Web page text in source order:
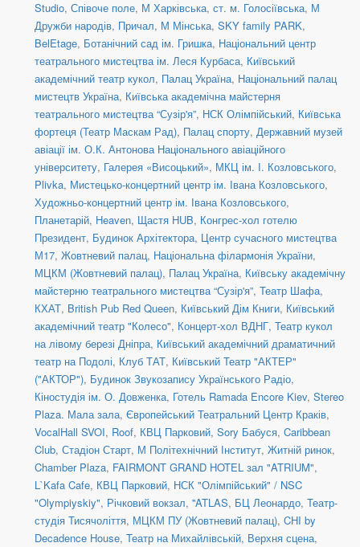
Studio, Співоче поле, М Харківська, ст. м. Голосіївська, М
Дружби народів, Причал, М Мінська, SKY family PARK,
BelEtage, Ботанічний сад ім. Гришка, Національний центр
театрального мистецтва ім. Леся Курбаса, Київський
академічний театр кукол, Палац Україна, Національний палац
мистецтв Україна, Київська академічна майстерня
театрального мистецтва “Сузір'я”, НСК Олімпійський, Київська
фортеця (Театр Маскам Рад), Палац спорту, Державний музей
авіації ім. О.К. Антонова Національного авіаційного
університету, Галерея «Висоцький», МКЦ ім. І. Козловського,
Plivka, Мистецько-концертний центр ім. Івана Козловського,
Художньо-концертний центр ім. Івана Козловського,
Планетарій, Heaven, Щастя HUB, Конгрес-хол готелю
Президент, Будинок Архітектора, Центр сучасного мистецтва
М17, Жовтневий палац, Національна філармонія України,
МЦКМ (Жовтневий палац), Палац Україна, Київську академічну
майстерню театрального мистецтва “Сузір'я”, Театр Шафа,
КХАТ, British Pub Red Queen, Київський Дім Книги, Київський
академічний театр "Колесо", Концерт-хол ВДНГ, Театр кукол
на лівому березі Дніпра, Київський академічний драматичний
театр на Подолі, Клуб ТАТ, Київський Театр "АКТЕР"
("АКТОР"), Будинок Звукозапису Українського Радіо,
Кіностудія ім. О. Довженка, Готель Ramada Encore Kiev, Stereo
Plaza. Мала зала, Європейський Театральний Центр Краків,
VocalHall SVOI, Roof, КВЦ Парковий, Sory Бабуся, Caribbean
Club, Стадіон Старт, М Політехнічний Інститут, Житній ринок,
Chamber Plaza, FAIRMONT GRAND HOTEL зал "ATRIUM",
L`Kafa Cafe, КВЦ Парковий, НСК "Олімпійський" / NSC
"Olympiyskiy", Річковий вокзал, ''ATLAS, БЦ Леонардо, Театр-
студія Тисячоліття, МЦКМ ПУ (Жовтневий палац), CHI by
Decadence House, Театр на Михайлівській, Верхня сцена,